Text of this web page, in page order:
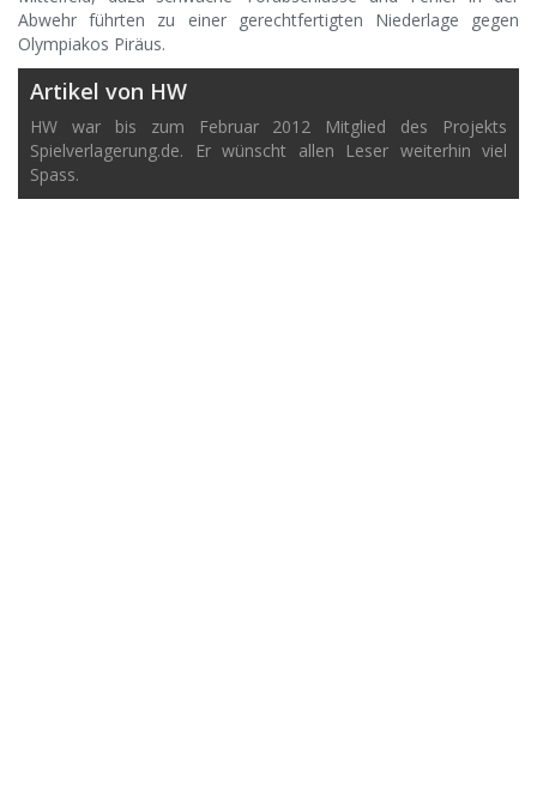
Abwehr führten zu einer gerechtfertigten Niederlage gegen
Olympiakos Piräus.
Artikel von HW
HW war bis zum Februar 2012 Mitglied des Projekts
Spielverlagerung.de. Er wünscht allen Leser weiterhin viel
Spass.